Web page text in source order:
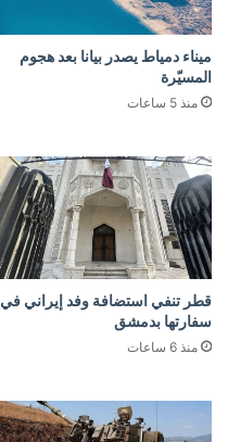
ميناء دمياط يصدر بيانا بعد هجوم
المسيّرة
منذ 5 ساعات
قطر تنفي استضافة وفد إيراني في
سفارتها بدمشق
منذ 6 ساعات